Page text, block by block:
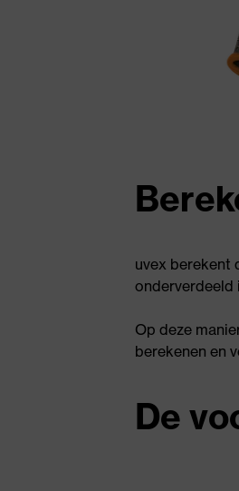
uvex berekent
onderverdeeld
Op deze
berekenen en
De